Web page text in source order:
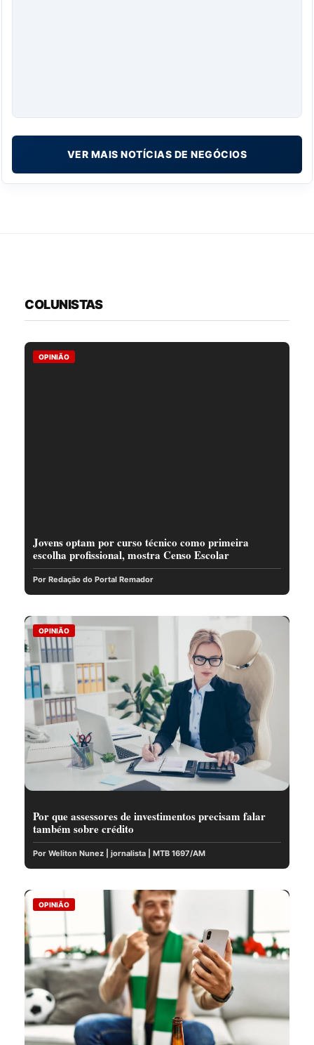
VER MAIS NOTÍCIAS DE NEGÓCIOS
COLUNISTAS
OPINIÃO
Jovens optam por curso técnico como primeira
escolha profissional, mostra Censo Escolar
Por Redação do Portal Remador
OPINIÃO
Por que assessores de investimentos precisam falar
também sobre crédito
Por Weliton Nunez | jornalista | MTB 1697/AM
OPINIÃO